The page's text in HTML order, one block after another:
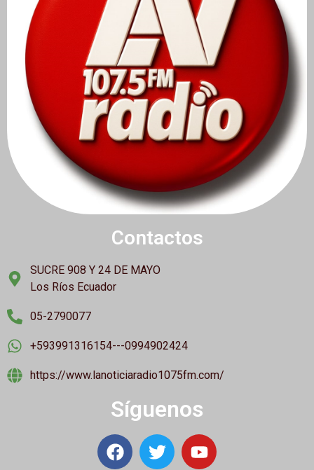
Contactos
SUCRE 908 Y 24 DE MAYO
Los Ríos Ecuador
05-2790077
+593991316154---0994902424
https://www.lanoticiaradio1075fm.com/
Síguenos